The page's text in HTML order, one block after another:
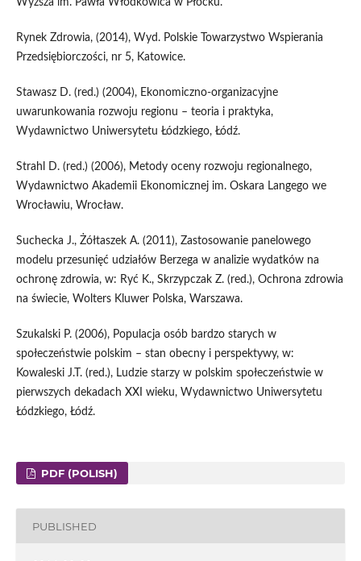
Wyższa im. Pawła Włodkowica w Płocku.
Rynek Zdrowia, (2014), Wyd. Polskie Towarzystwo Wspierania
Przedsiębiorczości, nr 5, Katowice.
Stawasz D. (red.) (2004), Ekonomiczno-organizacyjne
uwarunkowania rozwoju regionu – teoria i praktyka,
Wydawnictwo Uniwersytetu Łódzkiego, Łódź.
Strahl D. (red.) (2006), Metody oceny rozwoju regionalnego,
Wydawnictwo Akademii Ekonomicznej im. Oskara Langego we
Wrocławiu, Wrocław.
Suchecka J., Żółtaszek A. (2011), Zastosowanie panelowego
modelu przesunięć udziałów Berzega w analizie wydatków na
ochronę zdrowia, w: Ryć K., Skrzypczak Z. (red.), Ochrona zdrowia
na świecie, Wolters Kluwer Polska, Warszawa.
Szukalski P. (2006), Populacja osób bardzo starych w
społeczeństwie polskim – stan obecny i perspektywy, w:
Kowaleski J.T. (red.), Ludzie starzy w polskim społeczeństwie w
pierwszych dekadach XXI wieku, Wydawnictwo Uniwersytetu
Łódzkiego, Łódź.
PDF (POLISH)
PUBLISHED